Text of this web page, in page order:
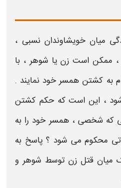
میان خویشاوندان نسبی ،
، ممکن است زن یا شوهر ، با
به کشتن همسر خود نمایند .
، این است کهحکم کشتن
که شخصی ، همسر خود را به
محکوم می شود ؟ پاسخ به
میان قتل زن توسط شوهر و